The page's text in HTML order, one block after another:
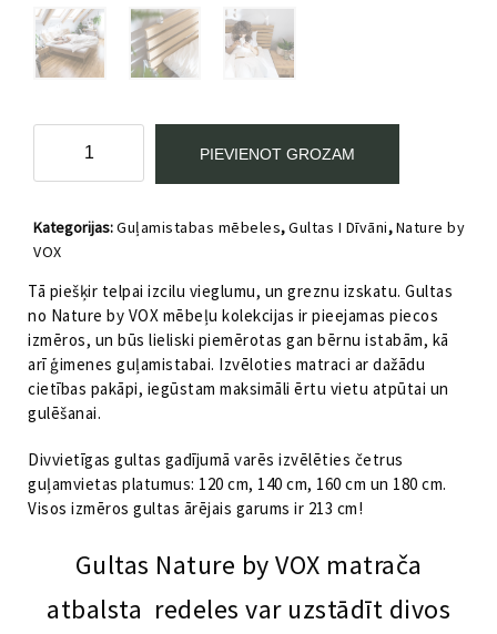
ar
līstēm
galvgalī
Nature
VOX
daudzums
PIEVIENOT GROZAM
Kategorijas:Guļamistabas mēbeles,Gultas I Dīvāni,Nature by
VOX
Tā piešķir telpai izcilu vieglumu, un greznu izskatu. Gultas
no Nature by VOX mēbeļu kolekcijas ir pieejamas piecos
izmēros, un būs lieliski piemērotas gan bērnu istabām, kā
arī ģimenes guļamistabai. Izvēloties matraci ar dažādu
cietības pakāpi, iegūstam maksimāli ērtu vietu atpūtai un
gulēšanai.
Divvietīgas gultas gadījumā varēs izvēlēties četrus
guļamvietas platumus: 120 cm, 140 cm, 160 cm un 180 cm.
Visos izmēros gultas ārējais garums ir 213 cm!
Gultas Nature by VOX matrača
atbalsta redeles var uzstādīt divos